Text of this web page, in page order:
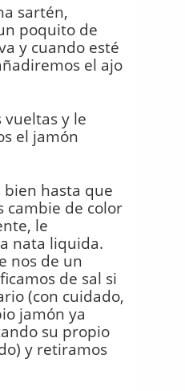
sartén,
poquito de
y cuando esté
el ajo
vueltas y le
el jamón
bien hasta que
cambie de color
le
nata liquida.
nos de un
de sal si
(con cuidado,
jamón ya
su propio
y retiramos